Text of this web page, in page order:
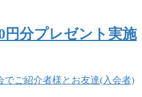
円分プレゼント実施
でご紹介者様とお友達(入会者)